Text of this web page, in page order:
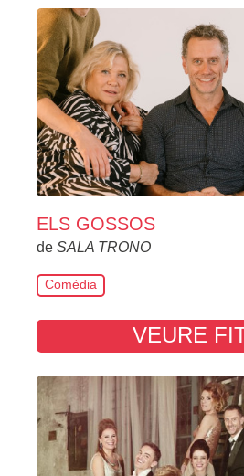
ELS GOSSOS
de SALA TRONO
Comèdia
VEURE